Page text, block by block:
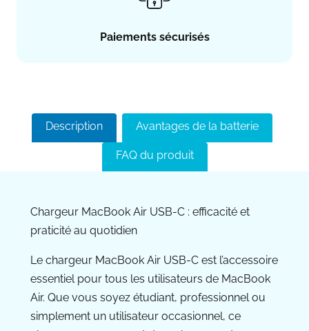
Paiements sécurisés
Description Avantages de la batterie
FAQ du produit
Chargeur MacBook Air USB-C : efficacité et
praticité au quotidien
Le chargeur MacBook Air USB-C est l’accessoire
essentiel pour tous les utilisateurs de MacBook
Air. Que vous soyez étudiant, professionnel ou
simplement un utilisateur occasionnel, ce